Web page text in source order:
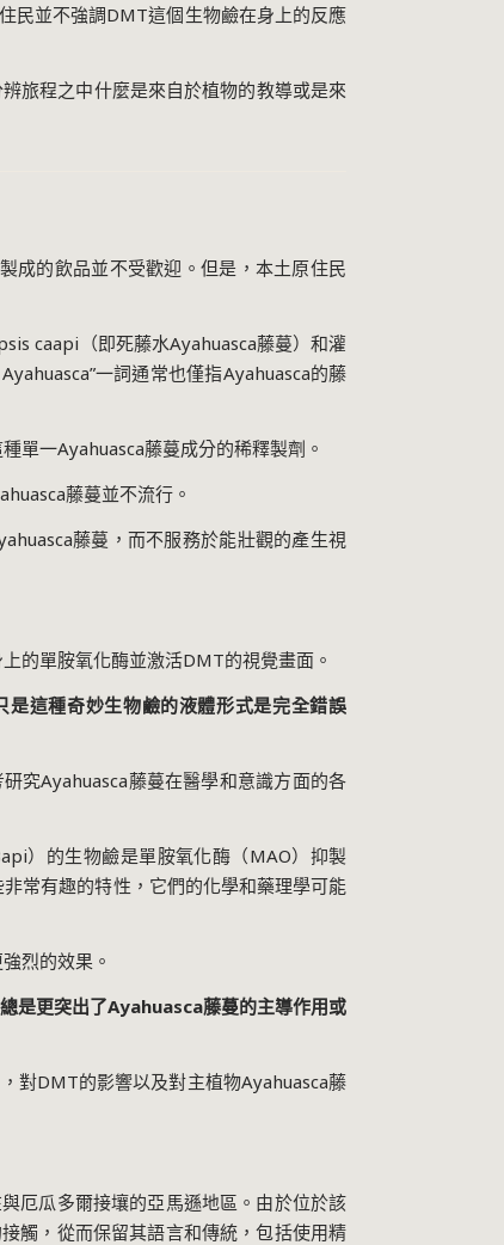
民並不強調DMT這個生物鹼在身上的反應
旅程之中什麼是來自於植物的教導或是來
成的飲品並不受歡迎。但是，本土原住民
caapi （即死藤水Ayahuasca藤蔓）和灌
Ayahuasca”一詞通常也僅指Ayahuasca的藤
單一Ayahuasca藤蔓成分的稀釋製劑。
藤蔓並不流行。
藤蔓，而不服務於能壯觀的產生視
的單胺氧化酶並激活DMT的視覺畫面。
是這種奇妙生物鹼的液體形式是完全錯誤
研究Ayahuasca藤蔓在醫學和意識方面的各
）的生物鹼是單胺氧化酶（MAO）抑製
常有趣的特性，它們的化學和藥理學可能
烈的效果。
是更突出了Ayahuasca藤蔓的主導作用或
對DMT的影響以及對主植物Ayahuasca藤
厄瓜多爾接壤的亞馬遜地區。由於位於該
觸，從而保留其語言和傳統，包括使用精